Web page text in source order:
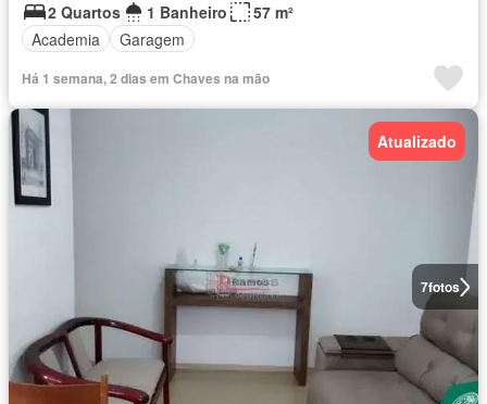
2 Quartos
1 Banheiro
57 m²
Academia
Garagem
Há 1 semana, 2 dias em Chaves na mão
7fotos
Atualizado